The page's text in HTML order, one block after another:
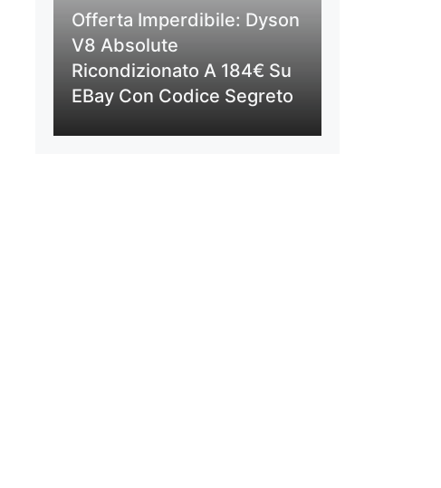
Offerta Imperdibile: Dyson
V8 Absolute
Ricondizionato A 184€ Su
EBay Con Codice Segreto